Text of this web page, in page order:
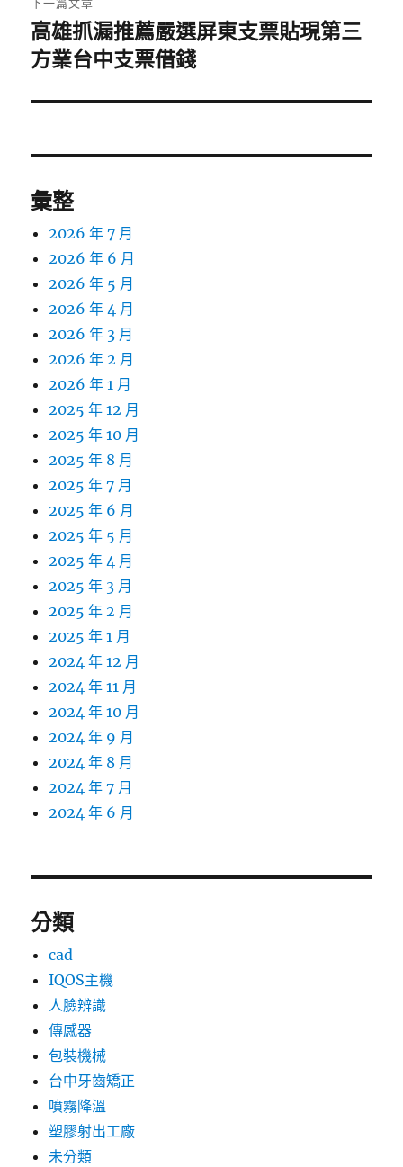
下
一
文
高雄抓漏推薦嚴選屏東支票貼現第三
方業台中支票借錢
彙整
2026 年 7 月
2026 年 6 月
2026 年 5 月
2026 年 4 月
2026 年 3 月
2026 年 2 月
2026 年 1 月
2025 年 12 月
2025 年 10 月
2025 年 8 月
2025 年 7 月
2025 年 6 月
2025 年 5 月
2025 年 4 月
2025 年 3 月
2025 年 2 月
2025 年 1 月
2024 年 12 月
2024 年 11 月
2024 年 10 月
2024 年 9 月
2024 年 8 月
2024 年 7 月
2024 年 6 月
分類
cad
IQOS主機
人臉辨識
傳感器
包裝機械
台中牙齒矯正
噴霧降溫
塑膠射出工廠
未分類